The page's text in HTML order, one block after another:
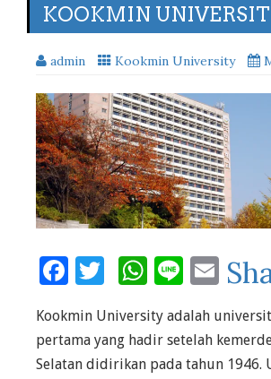
KOOKMIN
admin Kookmin University
Facebook
TwitterLine
Kookmin University adalah
pertama yang hadir setelah
Selatan didirikan pada tahun 1946.